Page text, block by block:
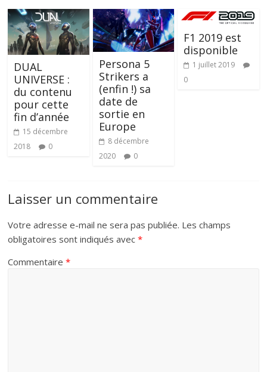
DUAL
UNIVERSE :
du contenu
pour cette
fin d’année
15 décembre
2018
0
Persona 5
Strikers a
(enfin !) sa
date de
sortie en
Europe
8 décembre
2020
0
F1 2019 est
disponible
1 juillet 2019
0
Laisser un commentaire
Votre adresse e-mail ne sera pas publiée. Les champs
obligatoires sont indiqués avec*
Commentaire*